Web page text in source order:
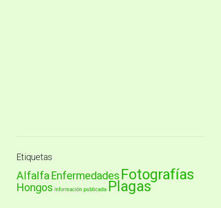
Etiquetas
Alfalfa Enfermedades Fotografías
Hongos Información publicada Plagas